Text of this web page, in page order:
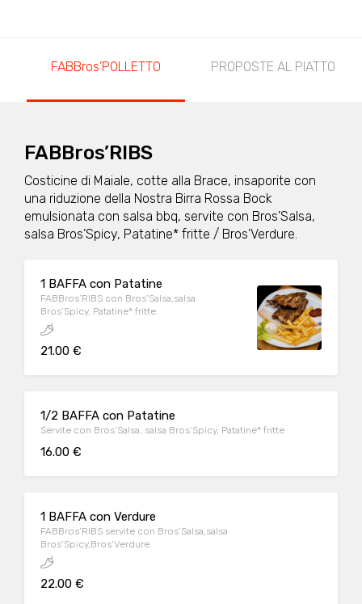
FABBros’POLLETTO PROPOSTE AL PIATTO
FABBros’RIBS
Costicine di Maiale, cotte alla Brace, insaporite con
una riduzione della Nostra Birra Rossa Bock
emulsionata con salsa bbq, servite con Bros’Salsa,
salsa Bros’Spicy, Patatine* fritte / Bros’Verdure.
1 BAFFA con Patatine
FABBros’RIBS con Bros’Salsa,salsa
Bros’Spicy, Patatine* fritte.
21.00 €
1/2 BAFFA con Patatine
Servite con Bros’Salsa, salsa Bros’Spicy, Patatine* fritte
16.00 €
1 BAFFA con Verdure
FABBros’RIBS servite con Bros’Salsa,salsa
Bros’Spicy,Bros’Verdure.
22.00 €